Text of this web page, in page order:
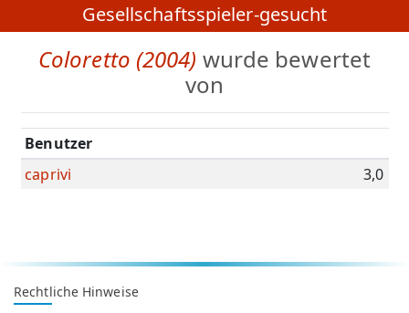
Gesellschaftsspieler-gesucht
Coloretto (2004) wurde bewertet
von
Benutzer
caprivi
3,0
Rechtliche Hinweise